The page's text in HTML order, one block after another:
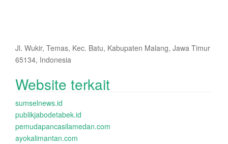
Jl. Wukir, Temas, Kec. Batu, Kabupaten Malang, Jawa Timur
65134, Indonesia
Website terkait
sumselnews.id
publikjabodetabek.id
pemudapancasilamedan.com
ayokalimantan.com